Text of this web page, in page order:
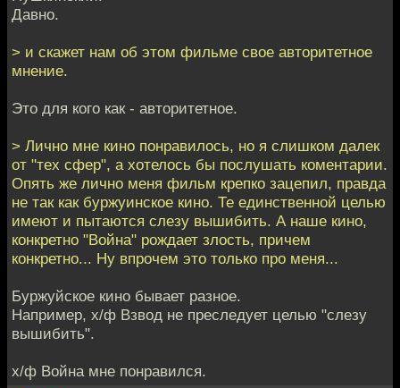
Давно.
> и скажет нам об этом фильме свое авторитетное
мнение.
Это для кого как - авторитетное.
> Лично мне кино понравилось, но я слишком далек
от "тех сфер", а хотелось бы послушать коментарии.
Опять же лично меня фильм крепко зацепил, правда
не так как буржуинское кино. Те единственной целью
имеют и пытаются слезу вышибить. А наше кино,
конкретно "Война" рождает злость, причем
конкретно... Ну впрочем это только про меня...
Буржуйское кино бывает разное.
Например, х/ф Взвод не преследует целью "слезу
вышибить".
х/ф Война мне понравился.